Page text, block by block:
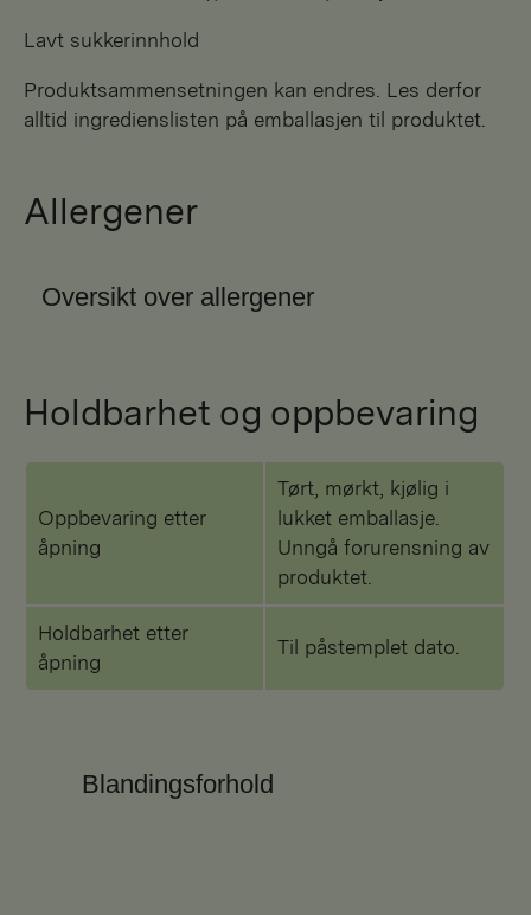
Lavt sukkerinnhold
Produktsammensetningen kan endres. Les derfor
alltid ingredienslisten på emballasjen til produktet.
Allergener
Oversikt over allergener
Holdbarhet og oppbevaring
Oppbevaring etter
åpning
Tørt, mørkt, kjølig i
lukket emballasje.
Unngå forurensning av
produktet.
Holdbarhet etter
åpning
Til påstemplet dato.
Blandingsforhold